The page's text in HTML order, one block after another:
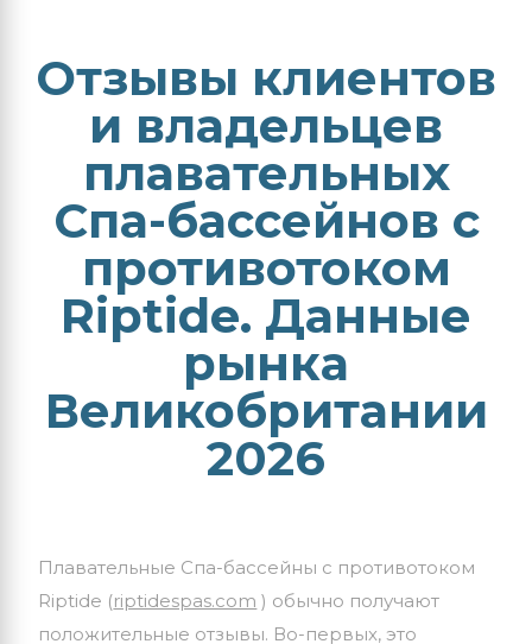
Отзывы клиентов
и владельцев
плавательных
Спа-бассейнов с
противотоком
Riptide. Данные
рынка
Великобритании
2026
Плавательные Спа-бассейны с противотоком
Riptide (riptidespas.com ) обычно получают
положительные отзывы. Во-первых, это